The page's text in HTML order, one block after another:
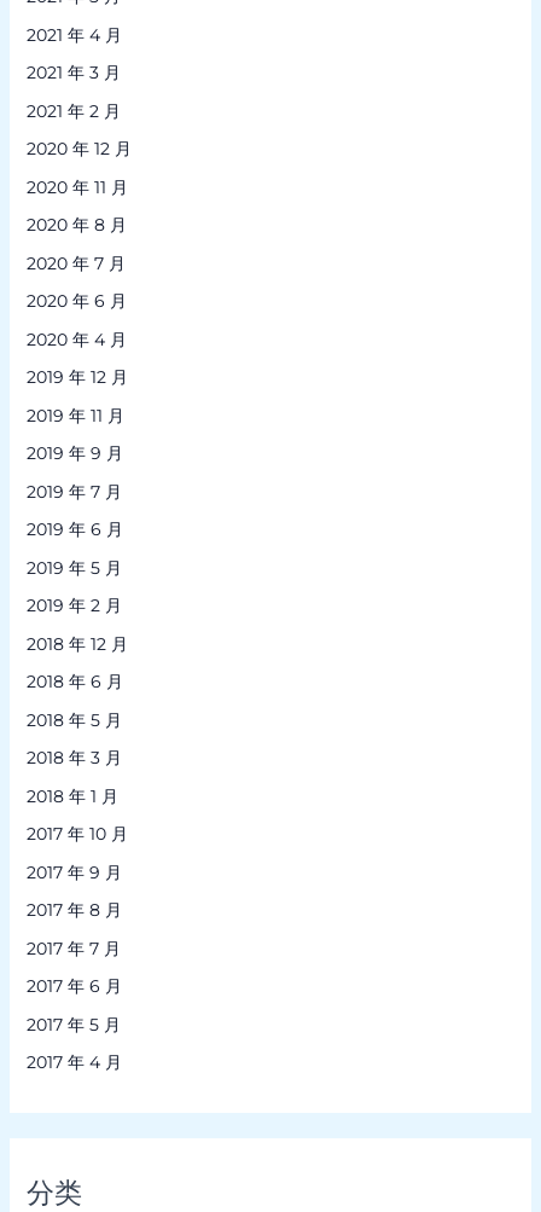
2021 年 4 月
2021 年 3 月
2021 年 2 月
2020 年 12 月
2020 年 11 月
2020 年 8 月
2020 年 7 月
2020 年 6 月
2020 年 4 月
2019 年 12 月
2019 年 11 月
2019 年 9 月
2019 年 7 月
2019 年 6 月
2019 年 5 月
2019 年 2 月
2018 年 12 月
2018 年 6 月
2018 年 5 月
2018 年 3 月
2018 年 1 月
2017 年 10 月
2017 年 9 月
2017 年 8 月
2017 年 7 月
2017 年 6 月
2017 年 5 月
2017 年 4 月
分类